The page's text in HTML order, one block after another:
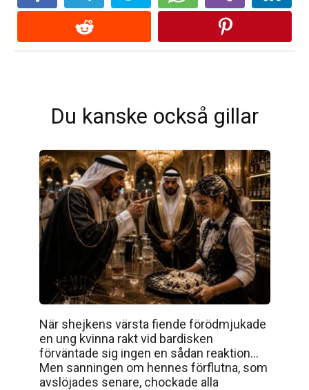
Du kanske också gillar
När shejkens värsta fiende förödmjukade
en ung kvinna rakt vid bardisken
förväntade sig ingen en sådan reaktion…
Men sanningen om hennes förflutna, som
avslöjades senare, chockade alla